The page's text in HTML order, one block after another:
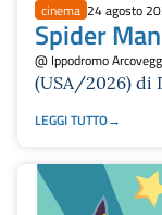
cinema 24 agosto
Spider
@ Ippodromo
(USA/2026) di
LEGGI TUTTO